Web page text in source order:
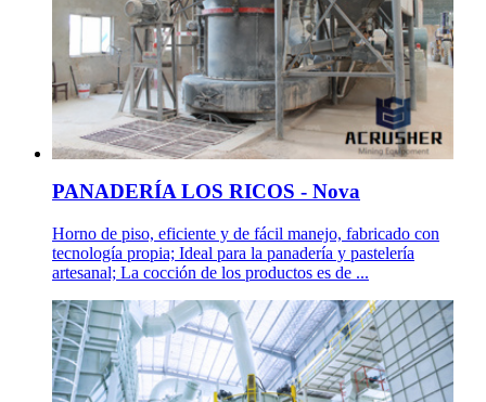
PANADERÍA LOS RICOS - Nova
Horno de piso, eficiente y de fácil manejo, fabricado con
tecnología propia; Ideal para la panadería y pastelería
artesanal; La cocción de los productos es de ...